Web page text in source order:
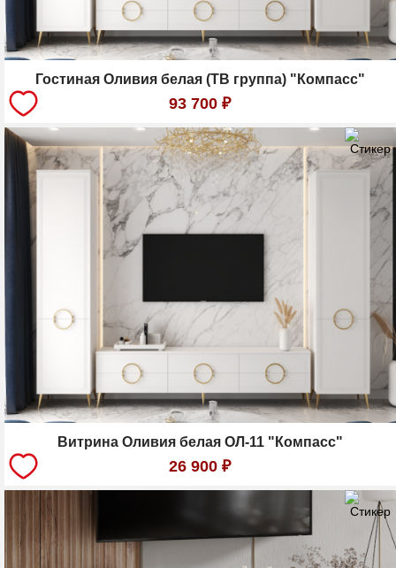
Гостиная Оливия белая (ТВ группа) "Компасс"
93 700 ₽
Витрина Оливия белая ОЛ-11 "Компасс"
26 900 ₽